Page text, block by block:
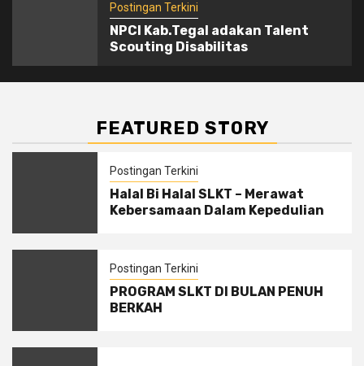
Postingan Terkini
NPCI Kab.Tegal adakan Talent
Scouting Disabilitas
FEATURED STORY
Postingan Terkini
Halal Bi Halal SLKT – Merawat
Kebersamaan Dalam Kepedulian
Postingan Terkini
PROGRAM SLKT DI BULAN PENUH
BERKAH